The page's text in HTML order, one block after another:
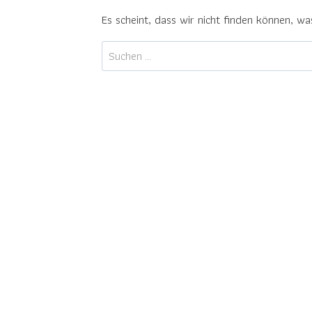
Es scheint, dass wir nicht finden können,
Suche
nach: